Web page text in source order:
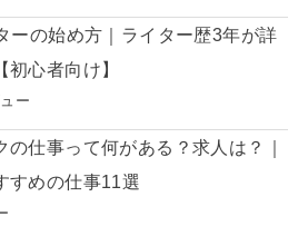
ーの始め方｜ライター歴3年が詳
初心者向け】
ー
の仕事って何がある？求人は？｜
すめの仕事11選